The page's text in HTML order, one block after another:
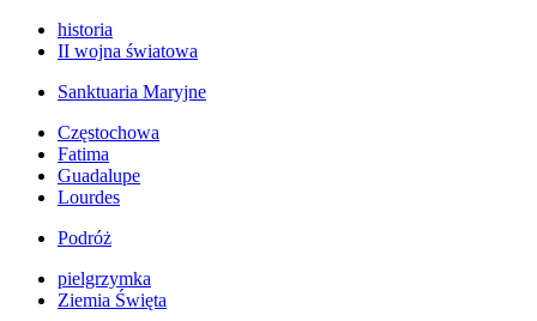
historia
II wojna światowa
Sanktuaria Maryjne
Częstochowa
Fatima
Guadalupe
Lourdes
Podróż
pielgrzymka
Ziemia Święta